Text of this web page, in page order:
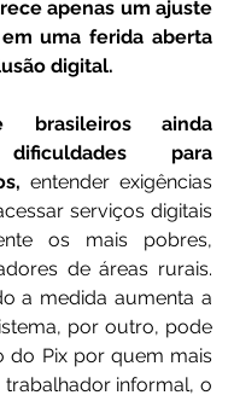
apenas um ajuste
uma ferida aberta
digital.
brasileiros ainda
para
entender exigências
serviços digitais
os mais pobres,
de áreas rurais.
a medida aumenta a
por outro, pode
do Pix por quem mais
trabalhador informal, o